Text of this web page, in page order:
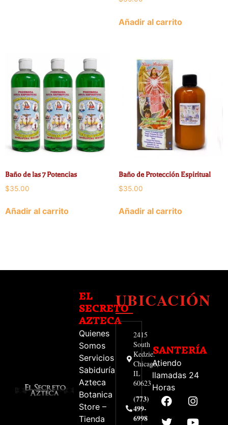
Añadir al carrito
Baño de las 7 Potencias
$35.00
Añadir al carrito
Baño de Protección Espiritual
$35.00
Añadir al carrito
EL
SECRETO
AZTECA
Quienes
Somos
Servicios
Sabiduría
Azteca
Botanica
Store –
Tienda
UBICACIÓN
2415
South
Kedzie.
Chicago,
IL
60623
(773)
499-
6998
SANTERÍA
Atiendo
llamadas 24
Horas